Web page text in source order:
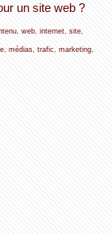
un site web ?
, web, internet, site,
, médias, trafic, marketing,